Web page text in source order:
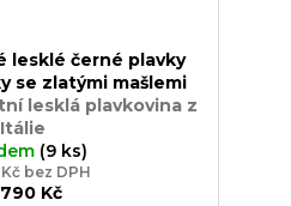
lesklé černé plavky
se zlatými mašlemi
lesklá plavkovina z
Itálie
(9 ks)
bez DPH
Kč